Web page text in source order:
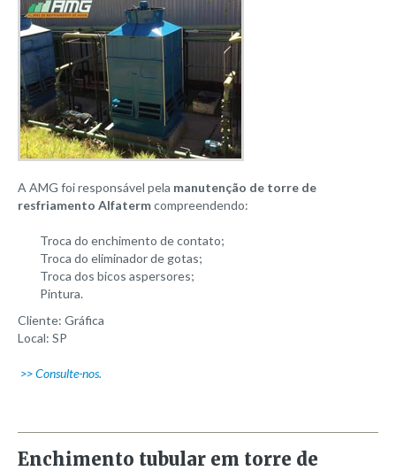
A AMG foi responsável pela manutenção de torre de
resfriamento Alfatermcompreendendo:
Troca do enchimento de contato;
Troca do eliminador de gotas;
Troca dos bicos aspersores;
Pintura.
Cliente: Gráfica
Local: SP
>> Consulte-nos.
Enchimento tubular em torre de